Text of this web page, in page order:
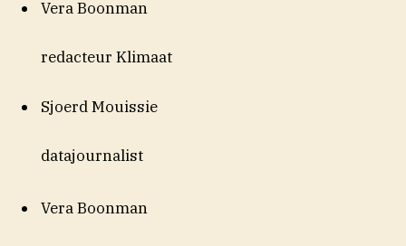
Vera Boonman
redacteur Klimaat
Sjoerd Mouissie
datajournalist
Vera Boonman